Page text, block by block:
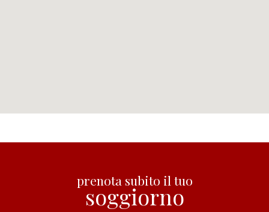
prenota subito il tuo
soggiorno